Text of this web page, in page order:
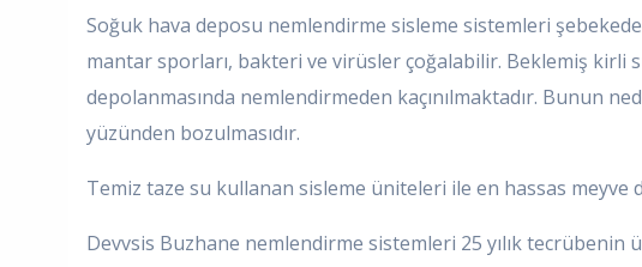
Soğuk hava deposu nemlendirme sisleme sistemleri
mantar sporları, bakteri ve virüsler çoğalabilir. Beklemiş
depolanmasında nemlendirmeden kaçınılmaktadır. Bunun
yüzünden bozulmasıdır.
Temiz taze su kullanan sisleme üniteleri ile en hassas meyve
Devvsis Buzhane nemlendirme sistemleri 25 yılık tecrübenin